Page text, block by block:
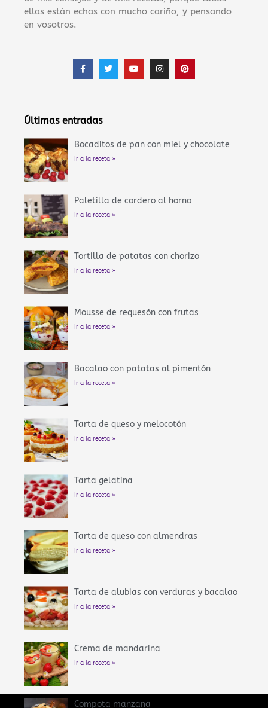
ellas están echas con mucho cariño, y pensando
en vosotros.
F
a
c
k
T
w
i
Y
o
u
I
n
s
P
i
n
Últimas entradas
Bocaditos de pan con miel y chocolate
Ir a la receta »
Paletilla de cordero al horno
Ir a la receta »
Tortilla de patatas con chorizo
Ir a la receta »
Mousse de requesón con frutas
Ir a la receta »
Bacalao con patatas al pimentón
Ir a la receta »
Tarta de queso y melocotón
Ir a la receta »
Tarta gelatina
Ir a la receta »
Tarta de queso con almendras
Ir a la receta »
Tarta de alubias con verduras y bacalao
Ir a la receta »
Crema de mandarina
Ir a la receta »
Compota manzana